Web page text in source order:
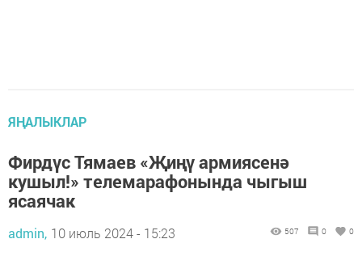
ЯҢАЛЫКЛАР
Фирдүс Тямаев «Җиңү армиясенә
кушыл!» телемарафонында чыгыш
ясаячак
admin, 10 июль 2024 - 15:23 507 0 0